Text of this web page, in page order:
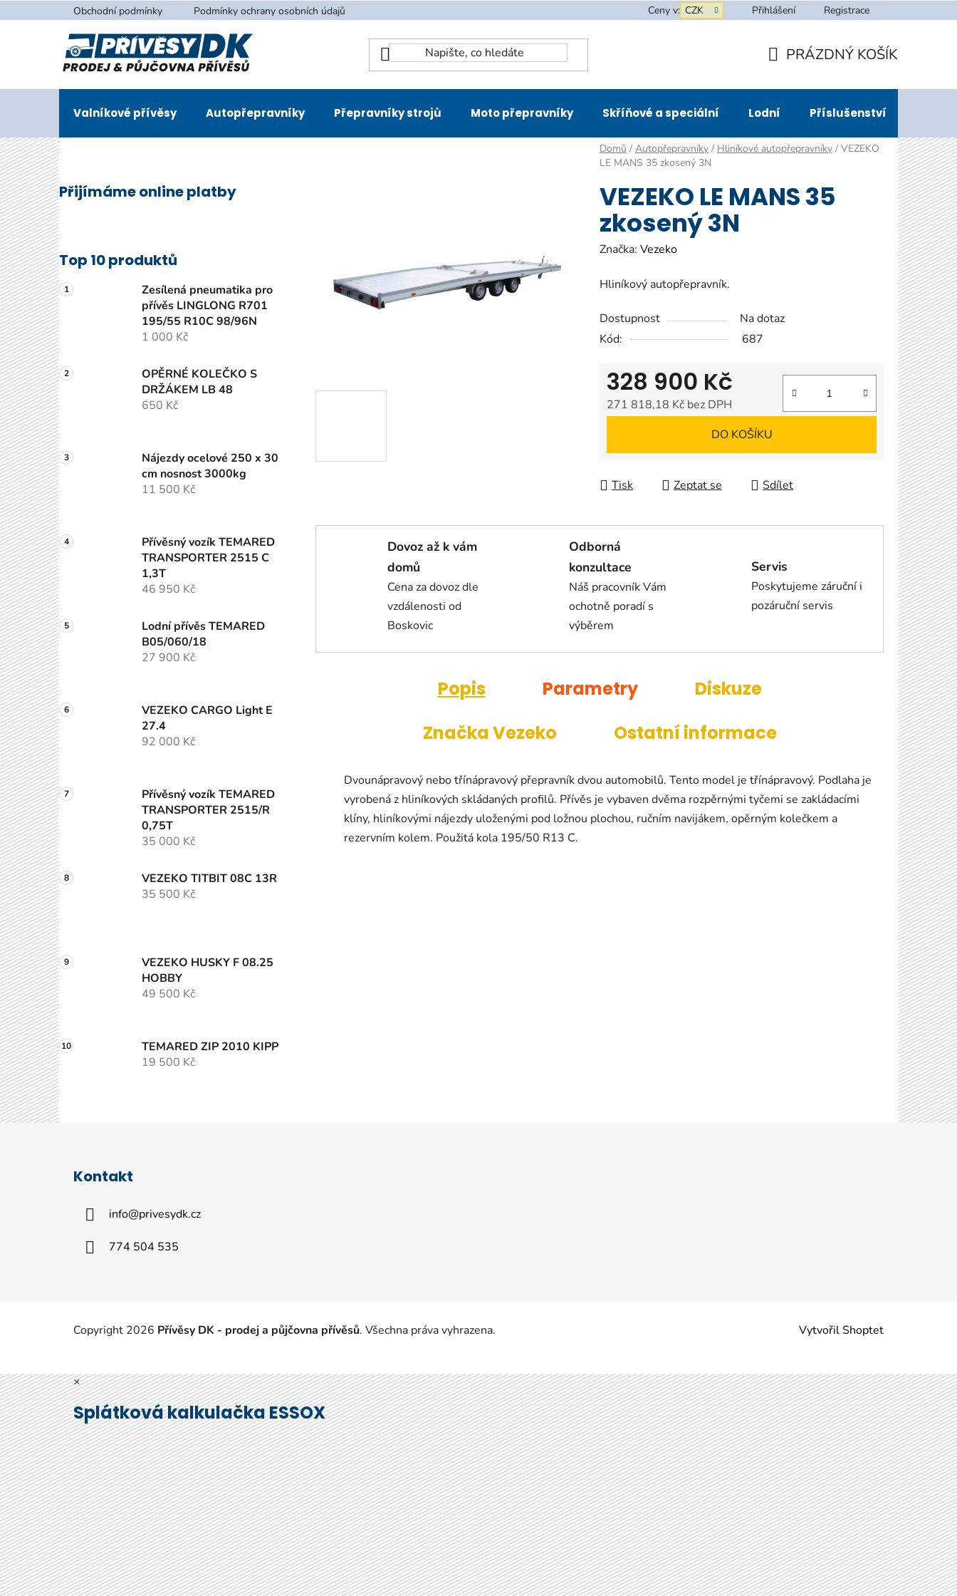
na
Obchodní podmínky Podmínky ochrany osobních údajů Ceny v: CZK Přihlášení Registrace
KOŠÍK
PRÁZDNÝ KOŠÍK
Valníkové přívěsy Autopřepravníky Přepravníky strojů Moto přepravníky Skříňové a speciální Lodní Příslušenství
Domů / Autopřepravníky / Hliníkové autopřepravníky / VEZEKO
LE MANS 35 zkosený 3N
P
o
s
t
r
a
n
n
í
p
a
n
e
l
Přijímáme online platby
Top 10 produktů
Zesílená pneumatika pro
přívěs LINGLONG R701
195/55 R10C 98/96N
1 000 Kč
OPĚRNÉ KOLEČKO S
DRŽÁKEM LB 48
650 Kč
Nájezdy ocelové 250 x 30
cm nosnost 3000kg
11 500 Kč
Přívěsný vozík TEMARED
TRANSPORTER 2515 C
1,3T
46 950 Kč
Lodní přívěs TEMARED
B05/060/18
27 900 Kč
VEZEKO CARGO Light E
27.4
92 000 Kč
Přívěsný vozík TEMARED
TRANSPORTER 2515/R
0,75T
35 000 Kč
VEZEKO TITBIT 08C 13R
35 500 Kč
VEZEKO HUSKY F 08.25
HOBBY
49 500 Kč
TEMARED ZIP 2010 KIPP
19 500 Kč
VEZEKO LE MANS 35
zkosený 3N
Značka: Vezeko
Hliníkový autopřepravník.
Dostupnost
Na dotaz
Kód:
687
328 900 Kč
271 818,18 Kč bez DPH
DO KOŠÍKU
Tisk Zeptat se Sdílet
Dovoz až k vám
domů
Cena za dovoz dle
vzdálenosti od
Boskovic
Odborná
konzultace
Náš pracovník Vám
ochotně poradí s
výběrem
Servis
Poskytujeme záruční i
pozáruční servis
Popis Parametry
Diskuze
ZnačkaVezeko Ostatní informace
Dvounápravový nebo třínápravový přepravník dvou automobilů. Tento model je třínápravový. Podlaha je
vyrobená z hliníkových skládaných profilů. Přívěs je vybaven dvěma rozpěrnými tyčemi se zakládacími
klíny, hliníkovými nájezdy uloženými pod ložnou plochou, ručním navijákem, opěrným kolečkem a
rezervním kolem. Použitá kola 195/50 R13 C.
Kontakt
info@privesydk.cz
774 504 535
Vytvořil Shoptet
Copyright 2026 Přívěsy DK - prodej a půjčovna přívěsů. Všechna práva vyhrazena.
×
Splátková kalkulačka ESSOX